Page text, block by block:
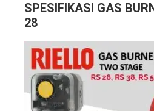
SPESIFIKASI GAS
28